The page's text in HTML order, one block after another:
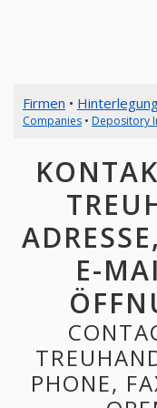
Firmen •
Companies• Depository
E-
PHONE,